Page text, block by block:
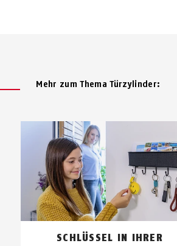
Mehr zum Thema Türzylinder:
SCHLÜSSEL IN IHRER